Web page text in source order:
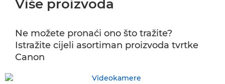
Više proizvoda
Ne možete pronaći ono što tražite?
Istražite cijeli asortiman proizvoda tvrtke
Canon